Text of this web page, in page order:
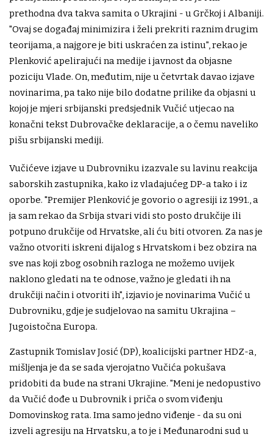
prethodna dva takva samita o Ukrajini - u Grčkoj i Albaniji.
"Ovaj se događaj minimizira i želi prekriti raznim drugim
teorijama, a najgore je biti uskraćen za istinu", rekao je
Plenković apelirajući na medije i javnost da objasne
poziciju Vlade. On, međutim, nije u četvrtak davao izjave
novinarima, pa tako nije bilo dodatne prilike da objasni u
kojoj je mjeri srbijanski predsjednik Vučić utjecao na
konačni tekst Dubrovačke deklaracije, a o čemu naveliko
pišu srbijanski mediji.
Vučićeve izjave u Dubrovniku izazvale su lavinu reakcija
saborskih zastupnika, kako iz vladajućeg DP-a tako i iz
oporbe. "Premijer Plenković je govorio o agresiji iz 1991., a
ja sam rekao da Srbija stvari vidi sto posto drukčije ili
potpuno drukčije od Hrvatske, ali ću biti otvoren. Za nas je
važno otvoriti iskreni dijalog s Hrvatskom i bez obzira na
sve nas koji zbog osobnih razloga ne možemo uvijek
naklono gledati na te odnose, važno je gledati ih na
drukčiji način i otvoriti ih", izjavio je novinarima Vučić u
Dubrovniku, gdje je sudjelovao na samitu Ukrajina –
Jugoistočna Europa.
Zastupnik Tomislav Josić (DP), koalicijski partner HDZ-a,
mišljenja je da se sada vjerojatno Vučića pokušava
pridobiti da bude na strani Ukrajine. "Meni je nedopustivo
da Vučić dođe u Dubrovnik i priča o svom viđenju
Domovinskog rata. Ima samo jedno viđenje - da su oni
izveli agresiju na Hrvatsku, a to je i Međunarodni sud u